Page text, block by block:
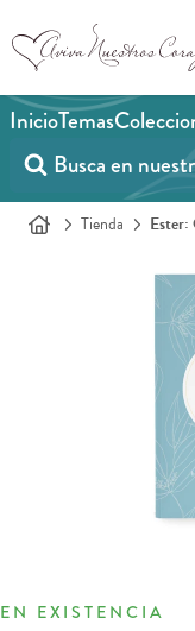
InicioTemas
Tienda Ester:
EN EXISTENCIA